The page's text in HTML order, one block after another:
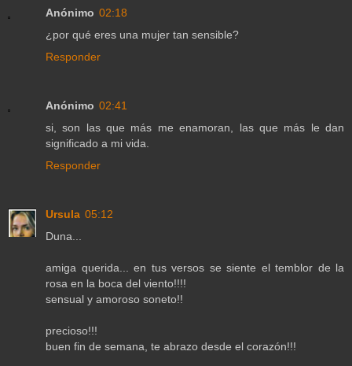
Anónimo 02:18
¿por qué eres una mujer tan sensible?
Responder
Anónimo 02:41
si, son las que más me enamoran, las que más le dan
significado a mi vida.
Responder
Ursula 05:12
Duna...
amiga querida... en tus versos se siente el temblor de la
rosa en la boca del viento!!!!
sensual y amoroso soneto!!
precioso!!!
buen fin de semana, te abrazo desde el corazón!!!